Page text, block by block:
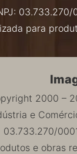
para
2000 –
e
03.733.270/
e obras